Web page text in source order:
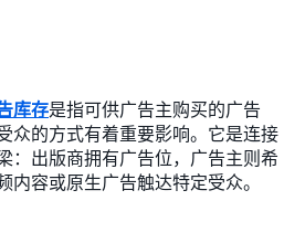
库存是指可供广告主购买的广告
众的方式有着重要影响。它是连接
：出版商拥有广告位，广告主则希
内容或原生广告触达特定受众。